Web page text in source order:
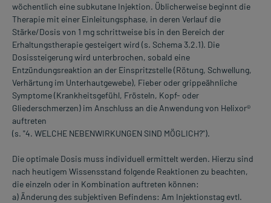
wöchentlich eine subkutane Injektion. Üblicherweise beginnt die
Therapie mit einer Einleitungsphase, in deren Verlauf die
Stärke/Dosis von 1 mg schrittweise bis in den Bereich der
Erhaltungstherapie gesteigert wird (s. Schema 3.2.1). Die
Dosissteigerung wird unterbrochen, sobald eine
Entzündungsreaktion an der EinspritzsteIle (Rötung, Schwellung,
Verhärtung im Unterhautgewebe), Fieber oder grippeähnliche
Symptome (Krankheitsgefühl, Frösteln, Kopf- oder
Gliederschmerzen) im Anschluss an die Anwendung von Helixor®
auftreten
(s. "4. WELCHE NEBENWIRKUNGEN SIND MÖGLICH?").
Die optimale Dosis muss individuell ermittelt werden. Hierzu sind
nach heutigem Wissensstand folgende Reaktionen zu beachten,
die einzeln oder in Kombination auftreten können:
a) Änderung des subjektiven Befindens: Am Injektionstag evtl.